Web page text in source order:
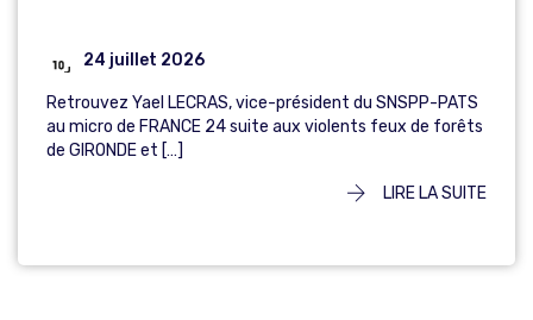
24 juillet 2026
Retrouvez Yael LECRAS, vice-président du SNSPP-PATS
au micro de FRANCE 24 suite aux violents feux de forêts
de GIRONDE et […]
LIRE LA SUITE